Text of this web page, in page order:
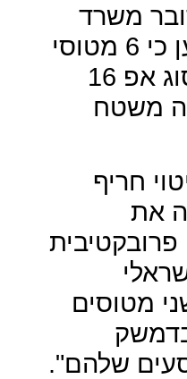
משרד
ההגנה הרוסי, טען כי 6 מטוסי
קרב ישראלים מסוג אפ 16
משטח
חריף
את
מטוסים
שלהם".